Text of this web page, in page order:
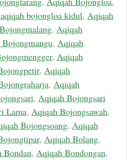
aqiqah bojongloa kidul, Aqiqah
, Aqiqah
, Aqiqah
, Aqiqah
, Aqiqah
, Aqiqah
, Aqiqah Bojongsari
Lama, Aqiqah Bojongsawah,
Bojongsoang, Aqiqah
, Aqiqah Bolang,
Bondan, Aqiqah Bondongan,